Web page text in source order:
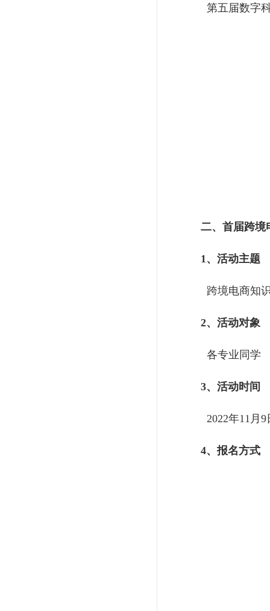
第五届数字
二、首届跨境
1、活动主题
跨境电商知
2、活动对象
各专业同学
3、活动时间
2022年11月9
4、报名方式